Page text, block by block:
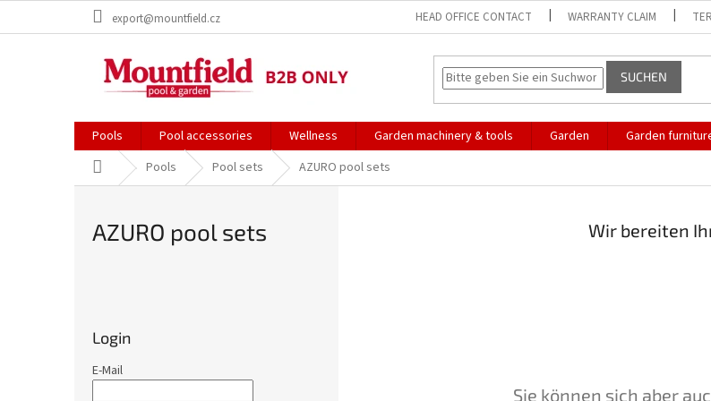
export@mountfield.cz HEAD OFFICE CONTACT WARRANTY CLAIM
SUCHEN
Pools Pool accessories Wellness Garden machinery & tools Garden Garden
Startseite
Pools Pool sets AZURO pool sets
AZURO pool sets
Login
E-Mail
Wir bereiten
Sie können sich aber